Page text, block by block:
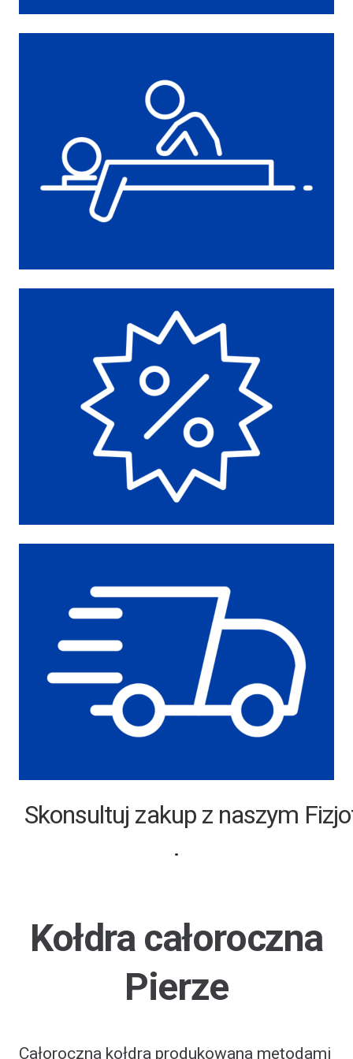
Skonsultuj zakup z naszym
.
Kołdra całoroczna
Pierze
Całoroczna kołdra produkowana metodami